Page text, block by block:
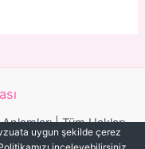
| Tüm Hakları
uygun şekilde çerez